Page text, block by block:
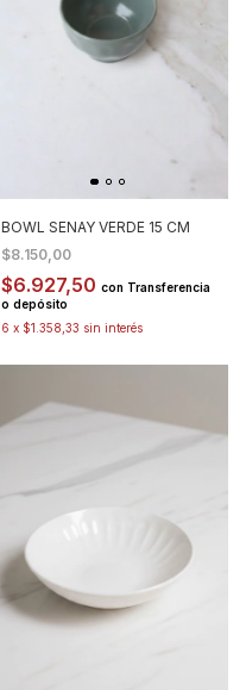
BOWL SENAY VERDE 15 CM
$8.150,00
$6.927,50 con Transferencia
o depósito
6 x $1.358,33 sin interés